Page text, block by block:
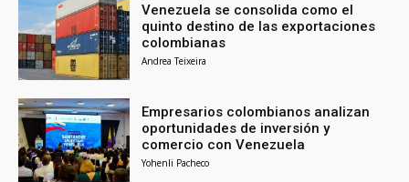
Venezuela se consolida como el
quinto destino de las exportaciones
colombianas
Andrea Teixeira
Empresarios colombianos analizan
oportunidades de inversión y
comercio con Venezuela
Yohenli Pacheco